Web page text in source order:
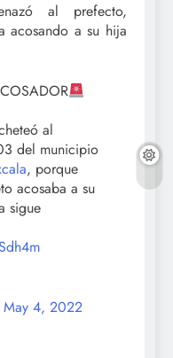
al prefecto,
acosando a su hija
al
del municipio
, porque
acosaba a su
sigue
May 4, 2022